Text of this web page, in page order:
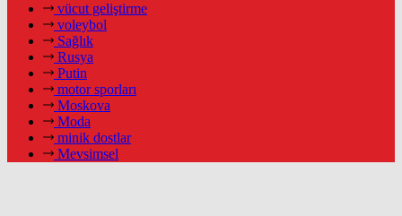
vücut geliştirme
voleybol
Sağlık
Rusya
Putin
motor sporları
Moskova
Moda
minik dostlar
Mevsimsel